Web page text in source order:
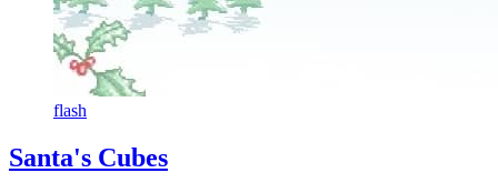
flash
Santa's Cubes